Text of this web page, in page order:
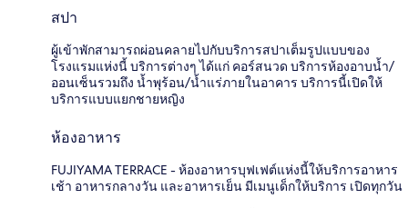
สปา
ผู้เข้าพักสามารถผ่อนคลายไปกับบริการสปาเต็มรูปแบบของ
โรงแรมแห่งนี้ บริการต่างๆ ได้แก่ คอร์สนวด บริการห้องอาบน้ำ/
ออนเซ็นรวมถึง น้ำพุร้อน/น้ำแร่ภายในอาคาร บริการนี้เปิดให้
บริการแบบแยกชายหญิง
ห้องอาหาร
FUJIYAMA TERRACE - ห้องอาหารบุฟเฟต์แห่งนี้ให้บริการอาหาร
เช้า อาหารกลางวัน และอาหารเย็น มีเมนูเด็กให้บริการ เปิดทุกวัน